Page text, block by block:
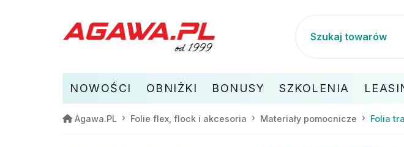
NOWOŚCI OBNIŻKI BONUSY SZKOLENIA
Agawa.PL Folie flex, flock i akcesoria Materiały pomocnicze Folia